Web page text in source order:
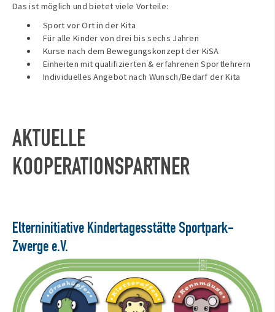
Das ist möglich und bietet viele Vorteile:
Sport vor Ort in der Kita
Für alle Kinder von drei bis sechs Jahren
Kurse nach dem Bewegungskonzept der KiSA
Einheiten mit qualifizierten & erfahrenen Sportlehrern
Individuelles Angebot nach Wunsch/Bedarf der Kita
AKTUELLE
KOOPERATIONSPARTNER
Elterninitiative Kindertagesstätte Sportpark-
Zwerge e.V.